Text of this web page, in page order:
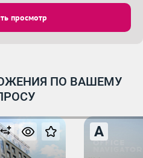
просмотр
ПО ВАШЕМУ
A